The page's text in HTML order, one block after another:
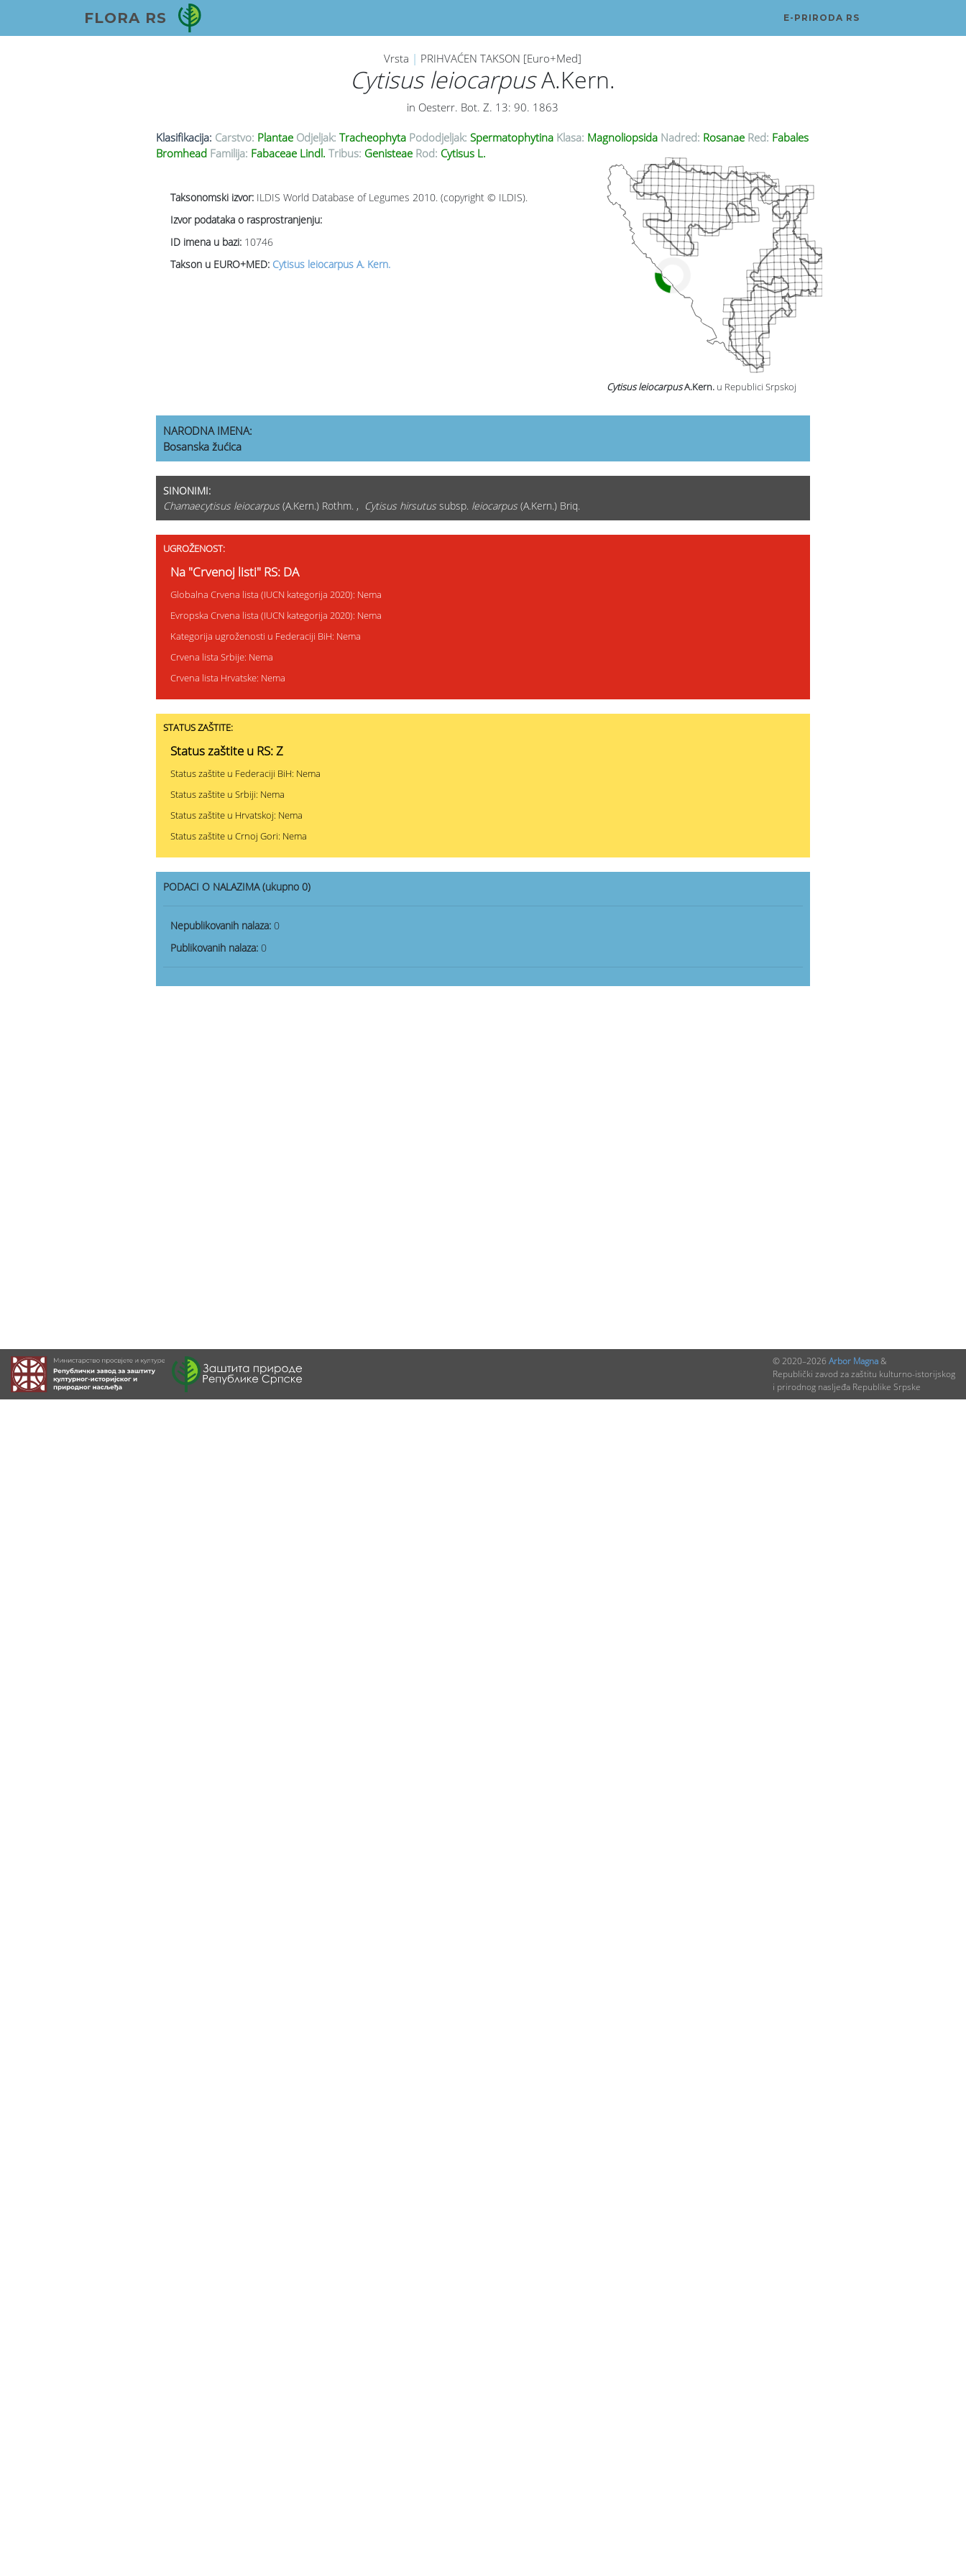
FLORA RS E-PRIRODA RS
Vrsta | PRIHVAĆEN TAKSON [Euro+Med]
Cytisus leiocarpusA.Kern.
in Oesterr. Bot. Z. 13: 90. 1863
Klasifikacija: Carstvo: Plantae Odjeljak: Tracheophyta Pododjeljak: Spermatophytina Klasa: Magnoliopsida Nadred: Rosanae Red: Fabales
Bromhead Familija: Fabaceae Lindl. Tribus: Genisteae Rod: Cytisus L.
Taksonomski izvor: ILDIS World Database of Legumes 2010. (copyright © ILDIS).
Izvor podataka o rasprostranjenju:
ID imena u bazi: 10746
Takson u EURO+MED: Cytisus leiocarpus A. Kern.
Cytisus leiocarpusA.Kern. u Republici Srpskoj
NARODNA IMENA:
Bosanska žućica
SINONIMI:
Chamaecytisus leiocarpus(A.Kern.) Rothm. , Cytisus hirsutussubsp. leiocarpus(A.Kern.) Briq.
UGROŽENOST:
Na "Crvenoj listi" RS: DA
Globalna Crvena lista (IUCN kategorija 2020): Nema
Evropska Crvena lista (IUCN kategorija 2020): Nema
Kategorija ugroženosti u Federaciji BiH: Nema
Crvena lista Srbije: Nema
Crvena lista Hrvatske: Nema
STATUS ZAŠTITE:
Status zaštite u RS: Z
Status zaštite u Federaciji BiH: Nema
Status zaštite u Srbiji: Nema
Status zaštite u Hrvatskoj: Nema
Status zaštite u Crnoj Gori: Nema
PODACI O NALAZIMA (ukupno 0)
Nepublikovanih nalaza: 0
Publikovanih nalaza: 0
© 2020–2026 Arbor Magna&
Republički zavod za zaštitu kulturno-istorijskog
i prirodnog nasljeđa Republike Srpske